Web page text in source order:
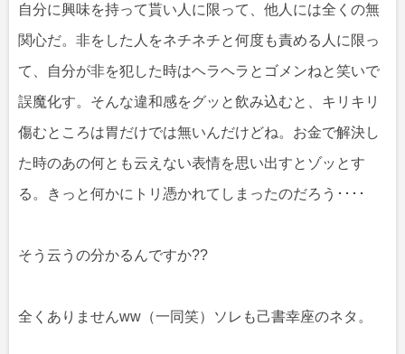
自分に興味を持って貰い人に限って、他人には全くの無
関心だ。非をした人をネチネチと何度も責める人に限っ
て、自分が非を犯した時はヘラヘラとゴメンねと笑いで
誤魔化す。そんな違和感をグッと飲み込むと、キリキリ
傷むところは胃だけでは無いんだけどね。お金で解決し
た時のあの何とも云えない表情を思い出すとゾッとす
る。きっと何かにトリ憑かれてしまったのだろう････
そう云うの分かるんですか??
全くありませんww（一同笑）ソレも己書幸座のネタ。